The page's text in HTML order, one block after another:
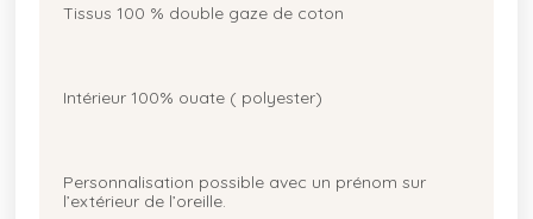
Tissus 100 % double gaze de coton
Intérieur 100% ouate ( polyester)
Personnalisation possible avec un prénom sur
l’extérieur de l’oreille.